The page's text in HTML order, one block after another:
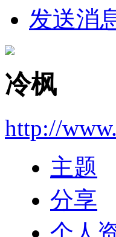
发送消
冷枫
http://
主题
分享